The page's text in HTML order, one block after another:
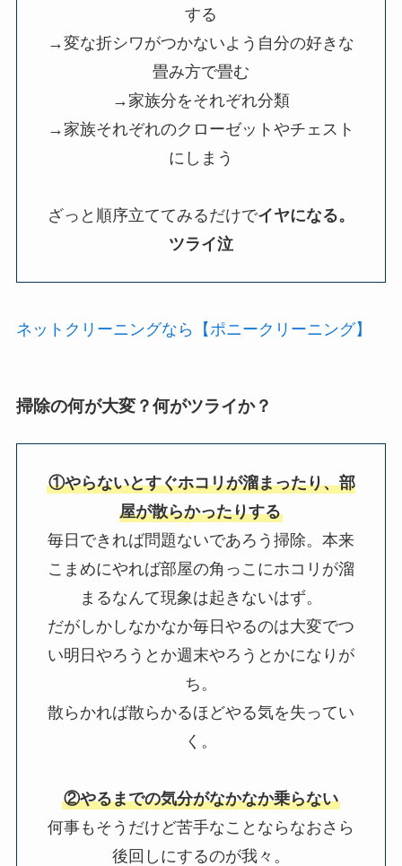
する
→変な折シワがつかないよう自分の好きな
畳み方で畳む
→家族分をそれぞれ分類
→家族それぞれのクローゼットやチェスト
にしまう
ざっと順序立ててみるだけでイヤになる。
ツライ泣
ネットクリーニングなら【ポニークリーニング】
掃除の何が大変？何がツライか？
①やらないとすぐホコリが溜まったり、部
屋が散らかったりする
毎日できれば問題ないであろう掃除。本来
こまめにやれば部屋の角っこにホコリが溜
まるなんて現象は起きないはず。
だがしかしなかなか毎日やるのは大変でつ
い明日やろうとか週末やろうとかになりが
ち。
散らかれば散らかるほどやる気を失ってい
く。
②やるまでの気分がなかなか乗らない
何事もそうだけど苦手なことならなおさら
後回しにするのが我々。